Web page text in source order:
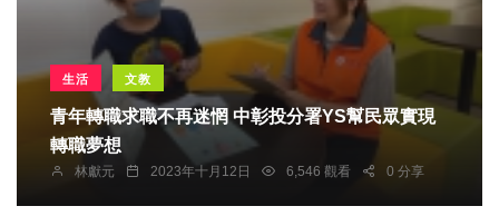
生活 文教
青年轉職求職不再迷惘 中彰投分署YS幫民眾實現
轉職夢想
林獻元 2023年十月12日 6,546 觀看 0 分享